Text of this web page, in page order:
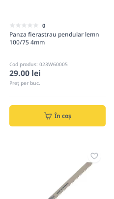
0
Panza fierastrau pendular lemn
100/75 4mm
Cod produs: 023W60005
29.00 lei
Preț per buc.
În coș